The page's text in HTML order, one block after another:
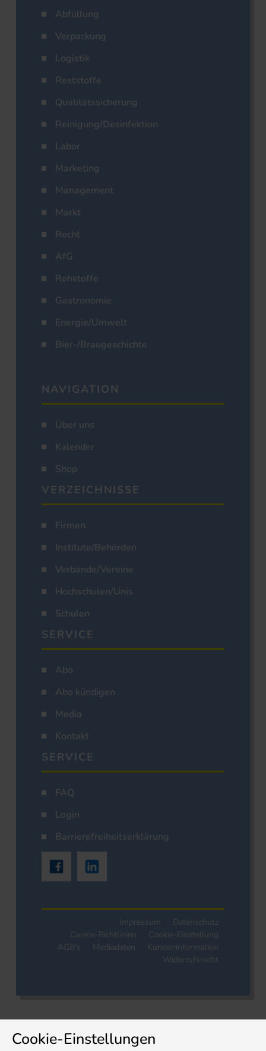
Abfüllung
Verpackung
Logistik
Reststoffe
Qualitätssicherung
Reinigung/Desinfektion
Labor
Marketing
Management
Markt
Recht
AfG
Rohstoffe
Gastronomie
Energie/Umwelt
Bier-/Braugeschichte
NAVIGATION
Über uns
Kalender
Shop
VERZEICHNISSE
Firmen
Institute/Behörden
Verbände/Vereine
Hochschulen/Unis
Schulen
SERVICE
Abo
Abo kündigen
Media
Kontakt
SERVICE
FAQ
Login
Barrierefreiheitserklärung
Impressum
Datenschutz
Cookie-Richtlinien
Cookie-Einstellung
AGB's
Mediadaten
Kundeninformation
Widerrufsrecht
Cookie-Einstellungen